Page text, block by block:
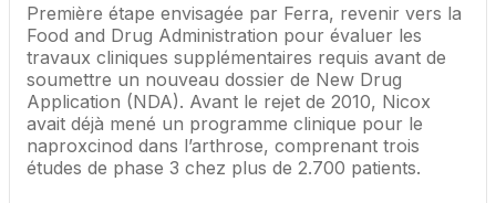
Première étape envisagée par Ferra, revenir vers la
Food and Drug Administration pour évaluer les
travaux cliniques supplémentaires requis avant de
soumettre un nouveau dossier de New Drug
Application (NDA). Avant le rejet de 2010, Nicox
avait déjà mené un programme clinique pour le
naproxcinod dans l’arthrose, comprenant trois
études de phase 3 chez plus de 2.700 patients.